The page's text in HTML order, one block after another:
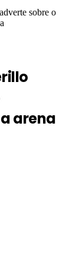
sobre o
arena